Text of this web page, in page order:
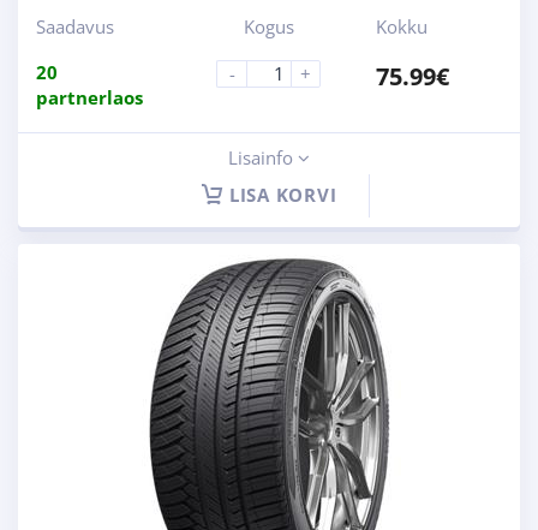
Saadavus
20
partnerlaos
Kogus
-
+
Kokku
75.99€
Lisainfo
LISA KORVI